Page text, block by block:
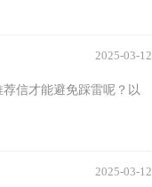
2025-03-12
信才能避免踩雷呢？以
2025-03-12